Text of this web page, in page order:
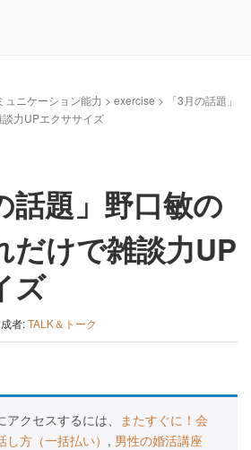
ュニケーション能力 > exercise >
「3月の話題」
力UPエクササイズ
話題」野口敏の
だけで雑談力UP
ズ
者:TALK＆トーク
クセスするには、 またすぐに！会
方（一括払い） , 男性の婚活講座